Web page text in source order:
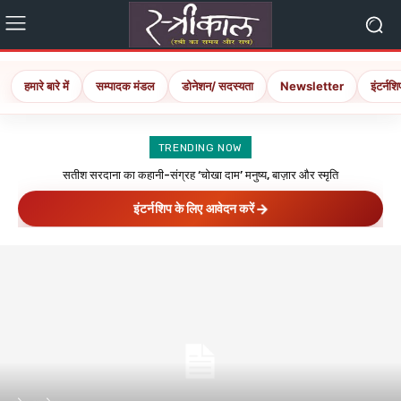
हमारे बारे में सम्पादक मंडल डोनेशन/ सदस्यता Newsletter
TRENDING NOW
सतीश सरदाना का कहानी-संग्रह ‘चोखा दाम’ मनुष्य, बाज़ार और स्मृति
‘प्रगतिशील सिनेमा’ प्रेमचंद का अधूरा सपना
इंटर्नशिप के लिए आवेदन करें